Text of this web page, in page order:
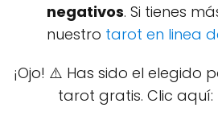
negativos. Si tienes
nuestro tarot en linea
¡Ojo! ⚠️ Has sido el elegido
tarot gratis. Clic aquí: